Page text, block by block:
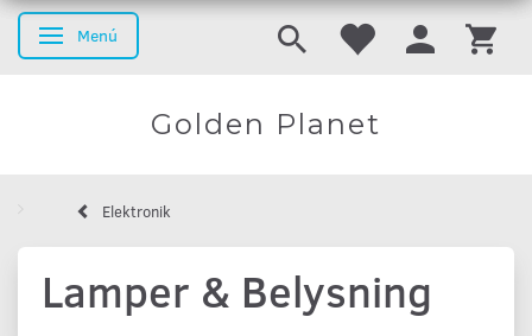
Navegación de palanca
Menú
Golden Planet
Elektronik
Lamper & Belysning